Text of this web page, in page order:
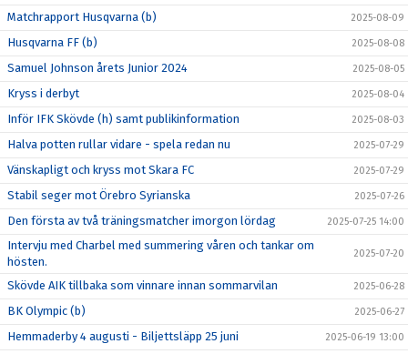
Matchrapport Husqvarna (b) 2025-08-09
Husqvarna FF (b) 2025-08-08
Samuel Johnson årets Junior 2024 2025-08-05
Kryss i derbyt 2025-08-04
Inför IFK Skövde (h) samt publikinformation 2025-08-03
Halva potten rullar vidare - spela redan nu 2025-07-29
Vänskapligt och kryss mot Skara FC 2025-07-29
Stabil seger mot Örebro Syrianska 2025-07-26
Den första av två träningsmatcher imorgon lördag 2025-07-25 14:00
Intervju med Charbel med summering våren och tankar om
hösten.
2025-07-20
Skövde AIK tillbaka som vinnare innan sommarvilan 2025-06-28
BK Olympic (b) 2025-06-27
Hemmaderby 4 augusti - Biljettsläpp 25 juni 2025-06-19 13:00